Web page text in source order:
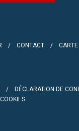
CONTACT
DÉCLARATION DE